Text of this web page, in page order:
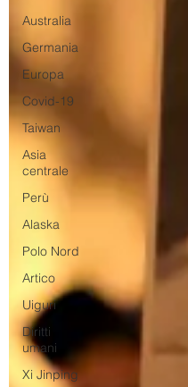
Australia
Germania
Europa
Covid-19
Taiwan
Asia
centrale
Perù
Alaska
Polo Nord
Artico
Uiguri
Diritti
umani
Xi Jinping